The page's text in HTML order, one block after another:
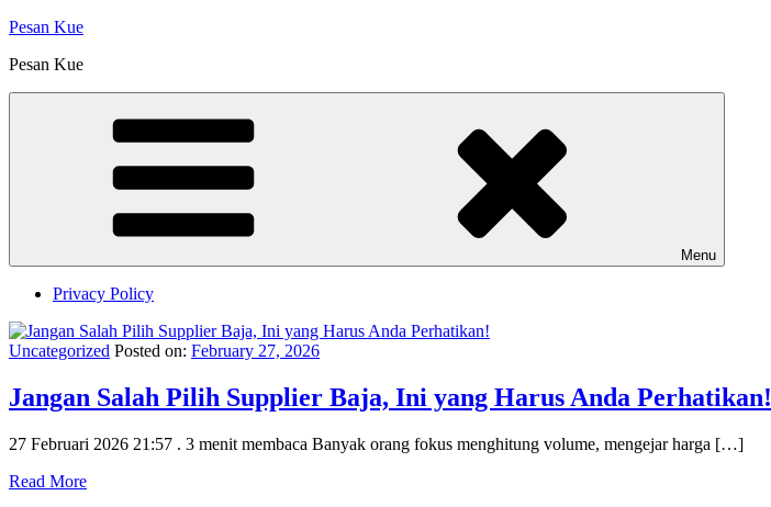
Skip
content
Pesan Kue
Pesan Kue
Menu
Privacy Policy
Uncategorized Posted on: February 27, 2026
Jangan Salah Pilih Supplier Baja, Ini yang Harus Anda Perhatikan!
27 Februari 2026 21:57 . 3 menit membaca Banyak orang fokus menghitung volume, mengejar harga […]
Read More